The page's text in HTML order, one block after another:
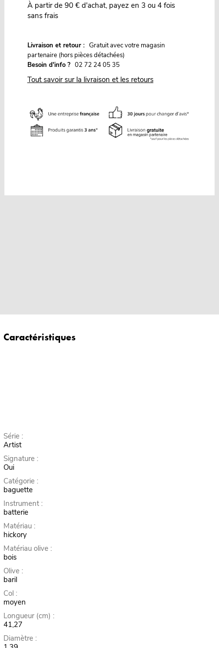
À partir de 90 € d'achat, payez en 3 ou 4 fois
sans frais
Livraison et retour : Gratuit avec votre magasin
partenaire (hors pièces détachées)
Besoin d'info ? 02 72 24 05 35
Tout savoir sur la livraison et les retours
Caractéristiques
Série :
Artist
Signature :
Oui
Catégorie :
baguette
Instrument :
batterie
Matériau :
hickory
Matériau olive :
bois
Olive :
baril
Col :
moyen
Longueur (cm) :
41,27
Diamètre :